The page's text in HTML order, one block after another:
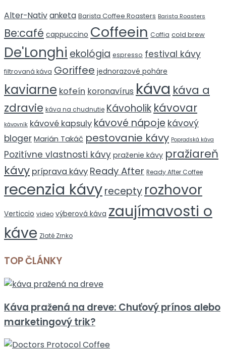
Alter-Nativanketa Barista Coffee Roasters Barista Roasters
Be:café cappuccino Coffeein Coffia cold brew
De'Longhi ekológia espresso festival kávy
filtrovaná káva Goriffee jednorazové poháre
kaviarne kofeín koronavírus káva káva a
zdravie káva na chudnutie Kávoholik kávovar
kávovník kávové kapsulykávové nápoje kávový
blogerMarián Takáč pestovanie kávy Popradská káva
Pozitívne vlastnosti kávy praženie kávy pražiareň
kávy príprava kávy Ready After Ready After Coffee
recenzia kávyrecepty rozhovor
Verticcio video výberová káva zaujímavosti o
káve Zlaté Zrnko
TOP ČLÁNKY
Káva pražená na dreve: Chuťový prínos alebo
marketingový trik?